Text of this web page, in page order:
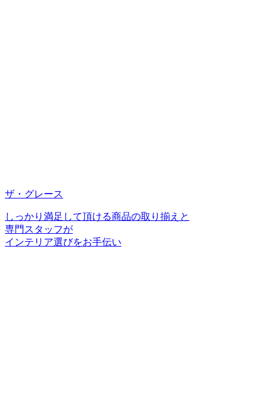
ザ・グレース
しっかり満足して頂ける商品の取り揃えと
専門スタッフが
インテリア選びをお手伝い